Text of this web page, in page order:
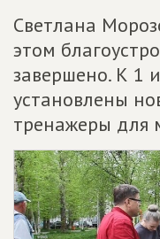
Светлана
этом
завершено. К 1
установлены
тренажеры для